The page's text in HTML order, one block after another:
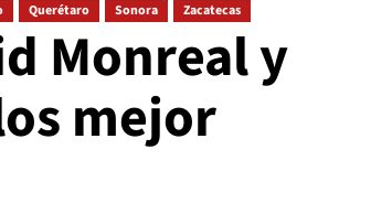
Querétaro Sonora Zacatecas
Monreal y
mejor